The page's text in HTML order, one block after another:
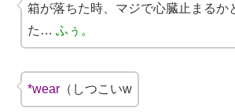
箱が落ちた時、マジで心臓止まるか
た… ふぅ。
*wear （しつこいw